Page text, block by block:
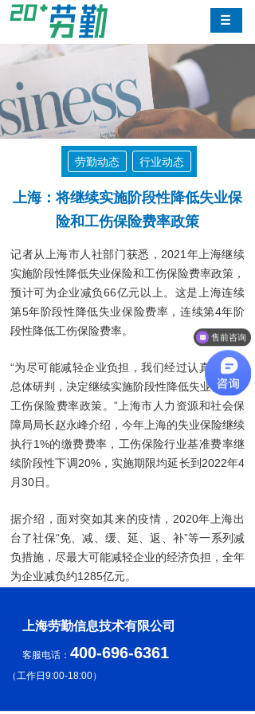
劳勤动态 行业动态
上海：将继续实施阶段性降低失业保
险和工伤保险费率政策
记者从上海市人社部门获悉，2021年上海继续
实施阶段性降低失业保险和工伤保险费率政策，
预计可为企业减负66亿元以上。这是上海连续
第5年阶段性降低失业保险费率，连续第4年阶
段性降低工伤保险费率。
“为尽可能减轻企业负担，我们经过认真测算和
总体研判，决定继续实施阶段性降低失业保险和
工伤保险费率政策。”上海市人力资源和社会保
障局局长赵永峰介绍，今年上海的失业保险继续
执行1%的缴费费率，工伤保险行业基准费率继
续阶段性下调20%，实施期限均延长到2022年4
月30日。
据介绍，面对突如其来的疫情，2020年上海出
台了社保“免、减、缓、延、返、补”等一系列减
负措施，尽最大可能减轻企业的经济负担，全年
为企业减负约1285亿元。
客服电话： 400-696-6361
（工作日9:00-18:00）
上海劳勤信息技术有限公司
售前咨询